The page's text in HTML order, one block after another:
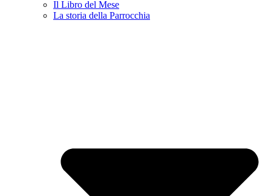
Il Libro del Mese
La storia della Parrocchia